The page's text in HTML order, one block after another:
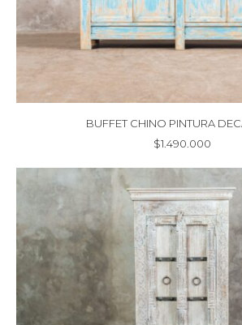
BUFFET CHINO PINTURA
$1.490.000